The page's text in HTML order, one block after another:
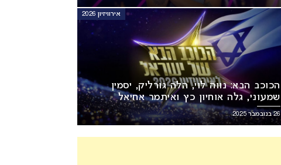
אירוויזיון 2026
הכוכב הבא: נווה לוי, הלה גורליק, יסמין
שמעוני, גלה אוחיון כץ ואיתמר אחיאל
ממשיכים לשלב הבא
26 בנובמבר 2025